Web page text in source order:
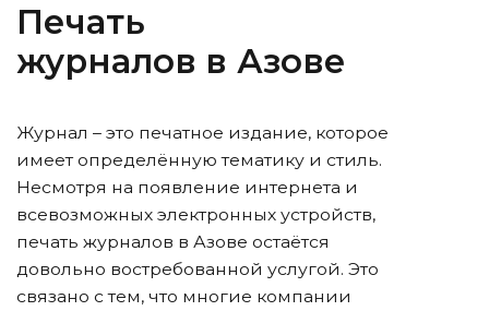
Печать
журналов в Азове
Журнал – это печатное издание, которое
имеет определённую тематику и стиль.
Несмотря на появление интернета и
всевозможных электронных устройств,
печать журналов в Азове остаётся
довольно востребованной услугой. Это
связано с тем, что многие компании